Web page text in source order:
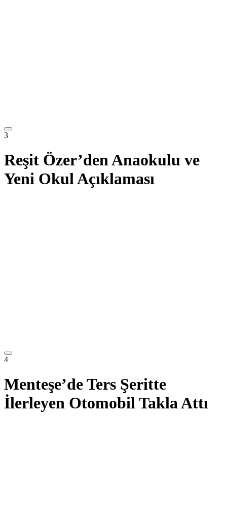
3
Reşit Özer’den Anaokulu ve
Yeni Okul Açıklaması
4
Menteşe’de Ters Şeritte
İlerleyen Otomobil Takla Attı